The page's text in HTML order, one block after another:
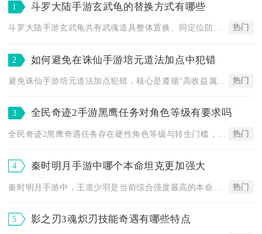
1 斗罗大陆手游玄武龟的替换方式有哪些
斗罗大陆手游玄武龟共有武魂道具整体置换、同定位防御武魂阵容替... 热门
2 如何避免在诛仙手游培元道法加点中犯错
热门
3 全民奇迹2手游黑鹰任务对角色等级有要求吗
热门
4 秦时明月手游中哪个本命坦克更加强大
热门
5 影之刃3魂炽刃技能奇遇有哪些特点